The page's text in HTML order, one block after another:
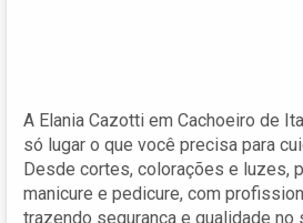
A Elania Cazotti em Cachoeiro de
só lugar o que você precisa para
Desde cortes, colorações e luzes,
manicure e pedicure, com
trazendo segurança e qualidade no